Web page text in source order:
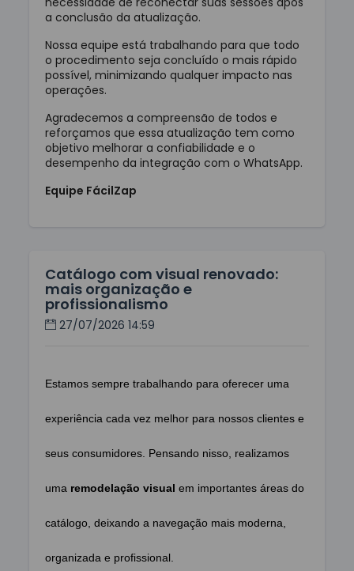
a conclusão da atualização.
Nossa equipe está trabalhando para que todo
o procedimento seja concluído o mais rápido
possível, minimizando qualquer impacto nas
operações.
Agradecemos a compreensão de todos e
reforçamos que essa atualização tem como
objetivo melhorar a confiabilidade e o
desempenho da integração com o WhatsApp.
Equipe FácilZap
Catálogo com visual renovado:
mais organização e
profissionalismo
27/07/2026 14:59
Estamos sempre trabalhando para oferecer uma
experiência cada vez melhor para nossos clientes e
seus consumidores. Pensando nisso, realizamos
uma remodelação visual em importantes áreas do
catálogo, deixando a navegação mais moderna,
organizada e profissional.